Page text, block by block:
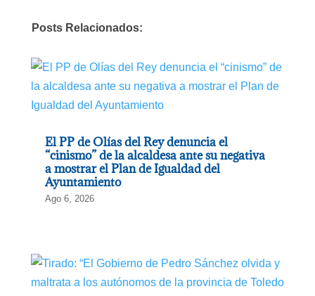
Posts Relacionados:
El PP de Olías del Rey denuncia el
“cinismo” de la alcaldesa ante su negativa
a mostrar el Plan de Igualdad del
Ayuntamiento
Ago 6, 2026